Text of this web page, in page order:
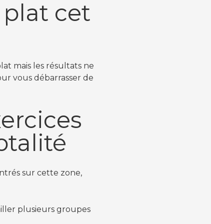
cet
mais les résultats ne
vous débarrasser de
sur cette zone,
plusieurs groupes